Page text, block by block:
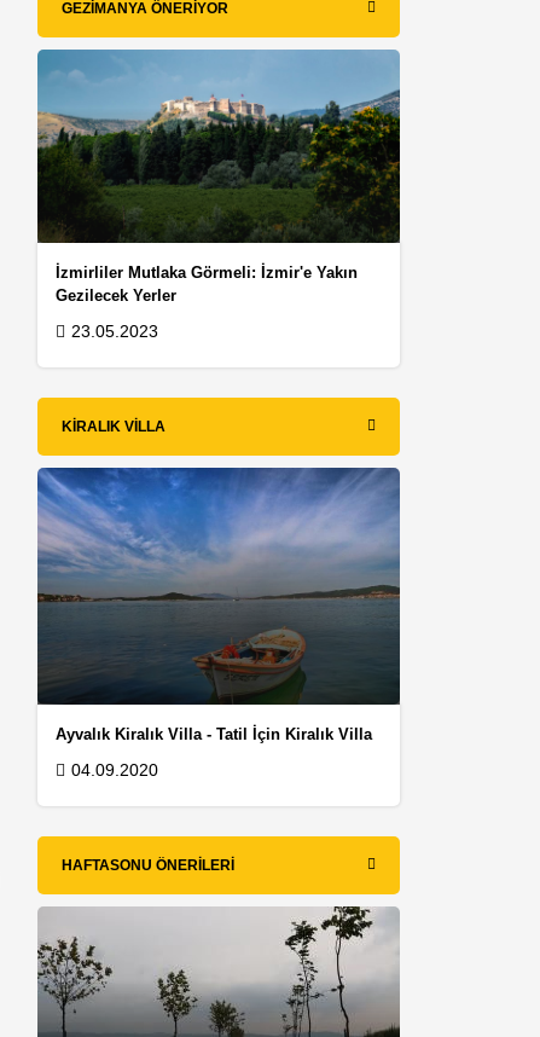
GEZIMANYA ÖNERIYOR
İzmirliler Mutlaka Görmeli: İzmir'e Yakın
Gezilecek Yerler
23.05.2023
KIRALIK VILLA
Ayvalık Kiralık Villa - Tatil İçin Kiralık Villa
04.09.2020
HAFTASONU ÖNERILERI